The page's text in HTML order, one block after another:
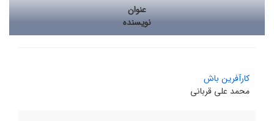
عنوان
نویسنده
کارآفرین باش
محمد علی قربانی